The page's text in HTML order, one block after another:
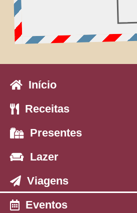
Início
Receitas
Presentes
Lazer
Viagens
Eventos